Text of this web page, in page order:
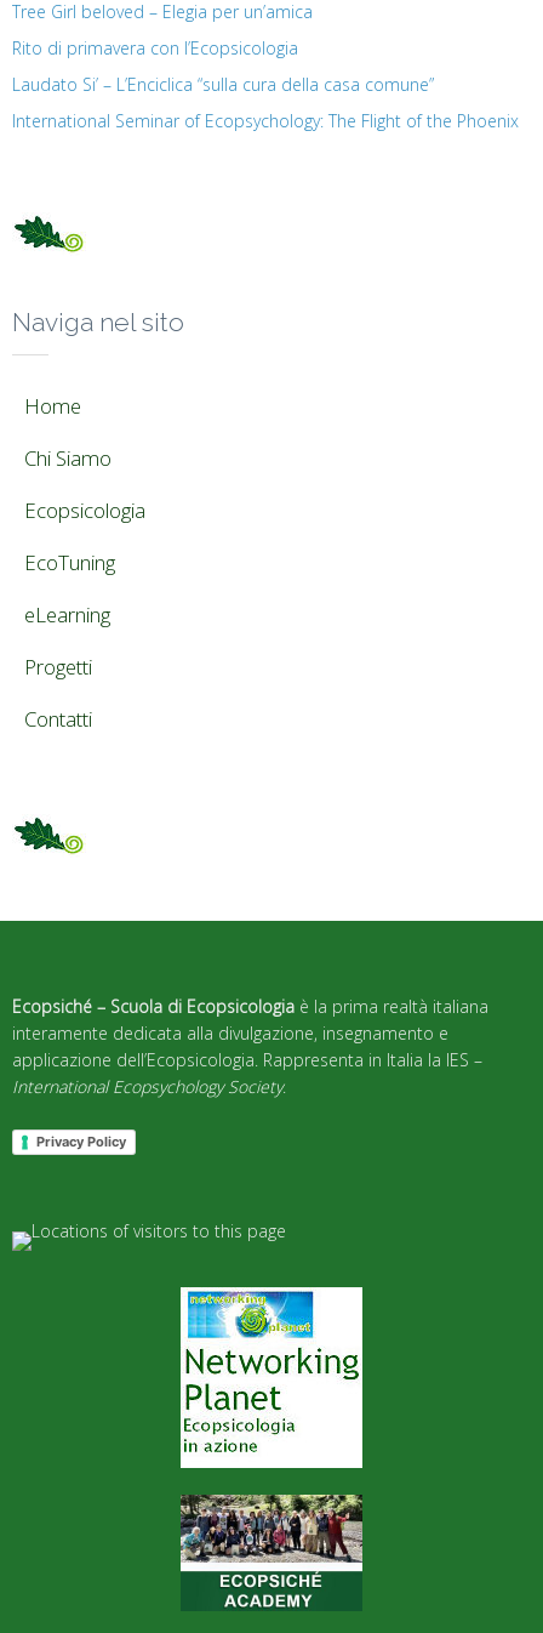
Tree Girl beloved – Elegia per un’amica
Rito di primavera con l’Ecopsicologia
Laudato Si’ – L’Enciclica “sulla cura della casa comune”
International Seminar of Ecopsychology: The Flight of the Phoenix
Naviga nel sito
Home
Chi Siamo
Ecopsicologia
EcoTuning
eLearning
Progetti
Contatti
Ecopsiché – Scuola di Ecopsicologia è la prima realtà italiana
interamente dedicata alla divulgazione, insegnamento e
applicazione dell’Ecopsicologia. Rappresenta in Italia la IES –
International Ecopsychology Society.
Privacy Policy